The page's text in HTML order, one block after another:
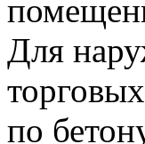
Для
по